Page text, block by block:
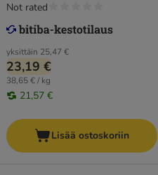
yksittäin 25,47 €
23,19 €
38,65 € / kg
21,57 €
Not rated
Lisää ostoskoriin